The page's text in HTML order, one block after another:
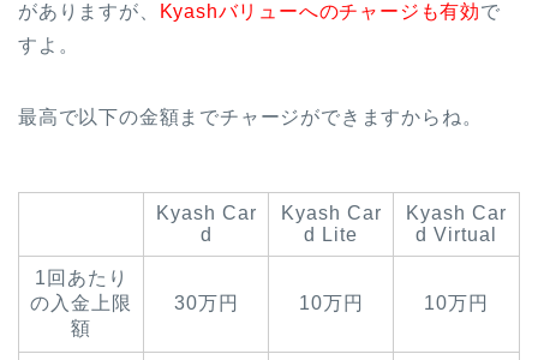
がありますが、 Kyashバリューへのチャージも有効で
すよ。
最高で以下の金額までチャージができますからね。
Kyash Car
d
Kyash Car
d Lite
Kyash Car
d Virtual
1回あたり
の入金上限
額
30万円 10万円 10万円